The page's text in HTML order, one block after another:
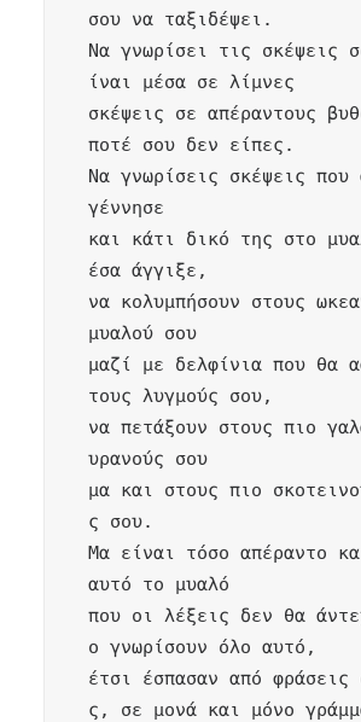
σου να ταξιδέψει.
Να γνωρίσει τις σκέψεις
ίναι μέσα σε λίμνες
σκέψεις σε απέραντους
ποτέ σου δεν είπες.
Να γνωρίσεις σκέψεις που
γέννησε
και κάτι δικό της στο
έσα άγγιξε,
να κολυμπήσουν στους
μυαλού σου
μαζί με δελφίνια που θα
τους λυγμούς σου,
να πετάξουν στους πιο
υρανούς σου
μα και στους πιο
ς σου.
Μα είναι τόσο απέραντο
αυτό το μυαλό
που οι λέξεις δεν θα
ο γνωρίσουν όλο αυτό,
έτσι έσπασαν από φράσεις
ς, σε μονά και μόνο